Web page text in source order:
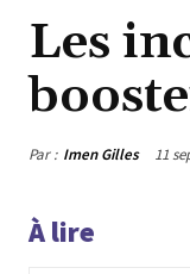
Les
Par : Imen Gilles 11
À lire